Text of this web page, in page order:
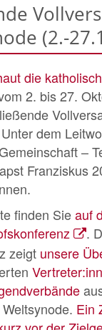
(2.-
die
2. bis 27.
dem
–
Franziskus
finden Sieauf
.
zeigt unsere
Ein